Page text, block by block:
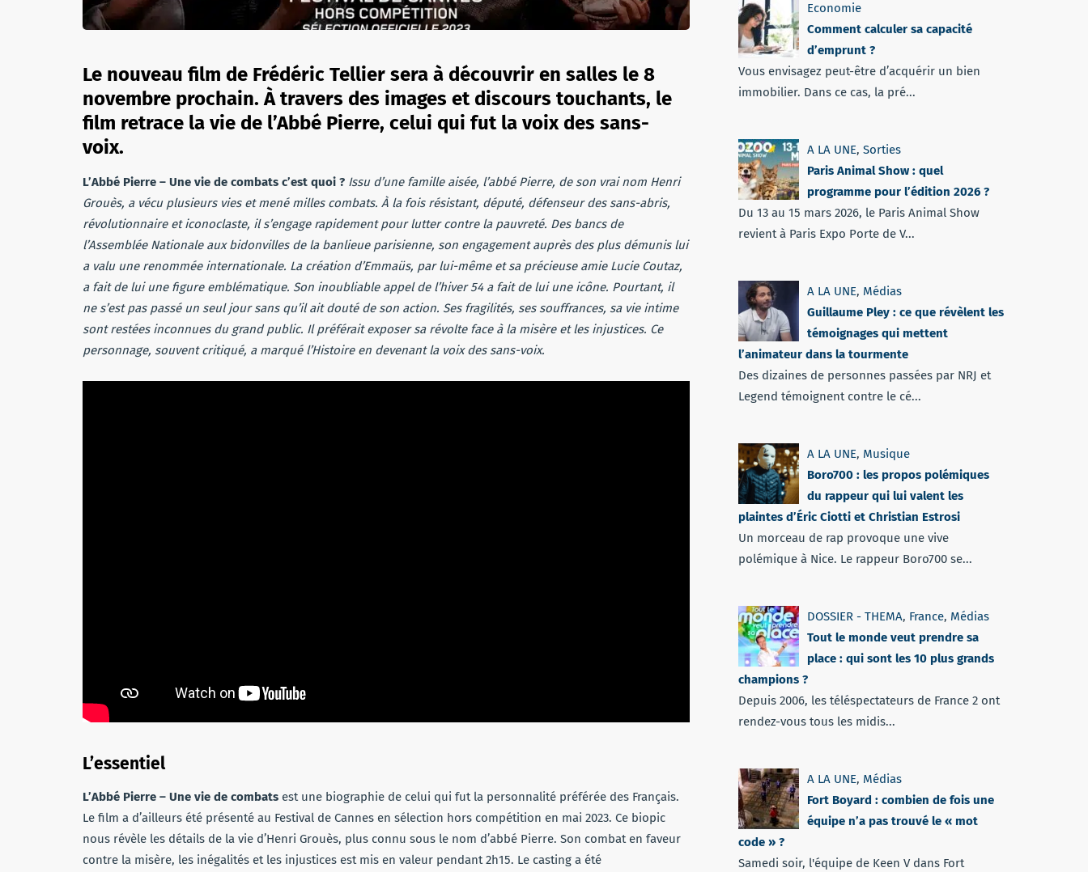
Le nouveau film de Frédéric Tellier sera à découvrir en salles le 8
novembre prochain. À travers des images et discours touchants, le
film retrace la vie de l’Abbé Pierre, celui qui fut la voix des sans-
voix.
L’Abbé Pierre – Une vie de combats c’est quoi ? Issu d’une famille aisée, l’abbé Pierre, de son vrai nom Henri
Grouès, a vécu plusieurs vies et mené milles combats. À la fois résistant, député, défenseur des sans-abris,
révolutionnaire et iconoclaste, il s’engage rapidement pour lutter contre la pauvreté. Des bancs de
l’Assemblée Nationale aux bidonvilles de la banlieue parisienne, son engagement auprès des plus démunis lui
a valu une renommée internationale. La création d’Emmaüs, par lui-même et sa précieuse amie Lucie Coutaz,
a fait de lui une figure emblématique. Son inoubliable appel de l’hiver 54 a fait de lui une icône. Pourtant, il
ne s’est pas passé un seul jour sans qu’il ait douté de son action. Ses fragilités, ses souffrances, sa vie intime
sont restées inconnues du grand public. Il préférait exposer sa révolte face à la misère et les injustices. Ce
personnage, souvent critiqué, a marqué l’Histoire en devenant la voix des sans-voix.
L’essentiel
L’Abbé Pierre – Une vie de combats est une biographie de celui qui fut la personnalité préférée des Français.
Le film a d’ailleurs été présenté au Festival de Cannes en sélection hors compétition en mai 2023. Ce biopic
nous révèle les détails de la vie d’Henri Grouès, plus connu sous le nom d’abbé Pierre. Son combat en faveur
contre la misère, les inégalités et les injustices est mis en valeur pendant 2h15. Le casting a été
Economie
Comment calculer sa capacité
d’emprunt ?
Vous envisagez peut-être d’acquérir un bien
immobilier. Dans ce cas, la pré...
A LA UNE, Sorties
Paris Animal Show : quel
programme pour l’édition 2026 ?
Du 13 au 15 mars 2026, le Paris Animal Show
revient à Paris Expo Porte de V...
A LA UNE, Médias
Guillaume Pley : ce que révèlent les
témoignages qui mettent
l’animateur dans la tourmente
Des dizaines de personnes passées par NRJ et
Legend témoignent contre le cé...
A LA UNE, Musique
Boro700 : les propos polémiques
du rappeur qui lui valent les
plaintes d’Éric Ciotti et Christian Estrosi
Un morceau de rap provoque une vive
polémique à Nice. Le rappeur Boro700 se...
DOSSIER - THEMA, France, Médias
Tout le monde veut prendre sa
place : qui sont les 10 plus grands
champions ?
Depuis 2006, les téléspectateurs de France 2 ont
rendez-vous tous les midis...
A LA UNE, Médias
Fort Boyard : combien de fois une
équipe n’a pas trouvé le « mot
code » ?
Samedi soir, l'équipe de Keen V dans Fort